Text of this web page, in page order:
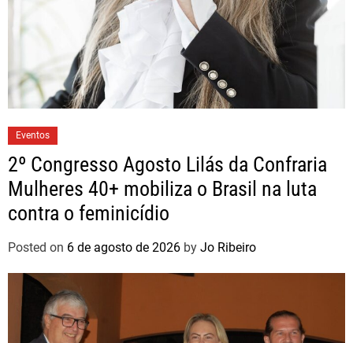
Eventos
2º Congresso Agosto Lilás da Confraria
Mulheres 40+ mobiliza o Brasil na luta
contra o feminicídio
Posted on 6 de agosto de 2026 by Jo Ribeiro